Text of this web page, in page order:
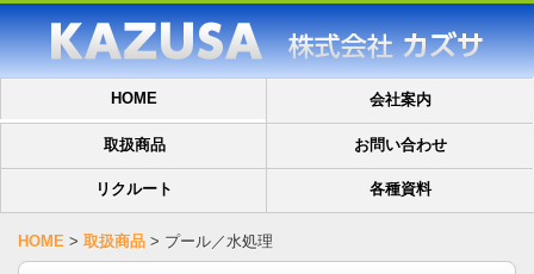
HOME 会社案内
取扱商品 お問い合わせ
リクルート 各種資料
HOME > 取扱商品 > プール／水処理